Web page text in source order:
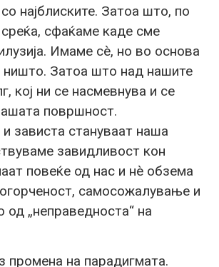
најблиските. Затоа што, по
сфаќаме каде сме
Имаме сè, но во основа
ништо. Затоа што над нашите
кој ни се насмевнува и се
површност.
зависта стануваат наша
завидливост кон
повеќе од нас и нè обзема
самосожалување и
од „неправедноста“ на
промена на парадигмата.